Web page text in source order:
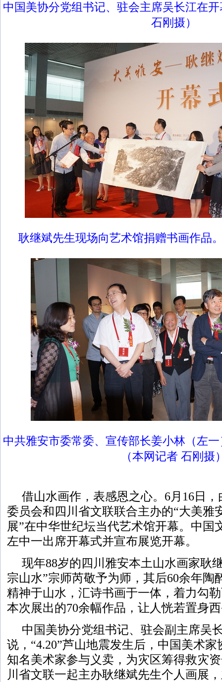
中国美协分党组书记、驻会主席吴长江在
石刚摄）
耿继斌先生现场向艺术馆捐赠书画作品
中共雅安市委常委、宣传部长姜小林（左
（本网记者 石刚摄
借山水画作，表感恩之心。6月16日
委员会和四川省文联联合主办的“大美
展”在中华世纪坛当代艺术馆开幕。中国
左中一出席开幕式并宣布展览开幕。
现年88岁的四川雅安本土山水画家耿
宗山水”宗师芮敬予为师，其后60余年陶
精神于山水，汇诗书画于一体，着力勾
本次展出的70余幅作品，让人恍若置身
中国美协分党组书记、驻会副主席吴
说，“4.20”芦山地震发生后，中国美术
知名美术家参与义卖，为灾区筹得救灾
川省文联一起主办耿继斌先生个人画展